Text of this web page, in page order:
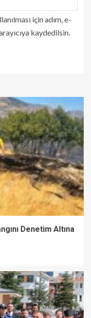
için adım, e-
kaydedilsin.
Denetim Altına